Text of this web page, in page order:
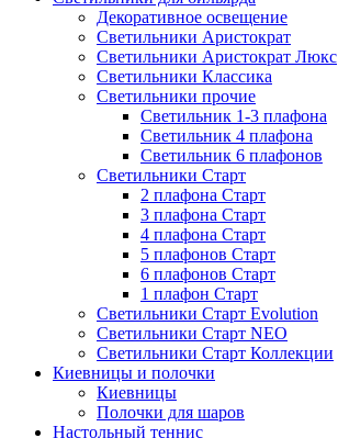
Декоративное освещение
Светильники Аристократ
Светильники Аристократ Люкс
Светильники Классика
Светильники прочие
Светильник 1-3 плафона
Светильник 4 плафона
Светильник 6 плафонов
Светильники Старт
2 плафона Старт
3 плафона Старт
4 плафона Старт
5 плафонов Старт
6 плафонов Старт
1 плафон Старт
Светильники Старт Evolution
Светильники Старт NEO
Светильники Старт Коллекции
Киевницы и полочки
Киевницы
Полочки для шаров
Настольный теннис